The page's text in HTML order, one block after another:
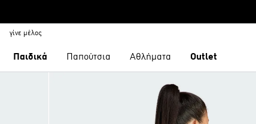
γίνε μέλος
Παιδικά Παπούτσια Αθλήματα Outlet